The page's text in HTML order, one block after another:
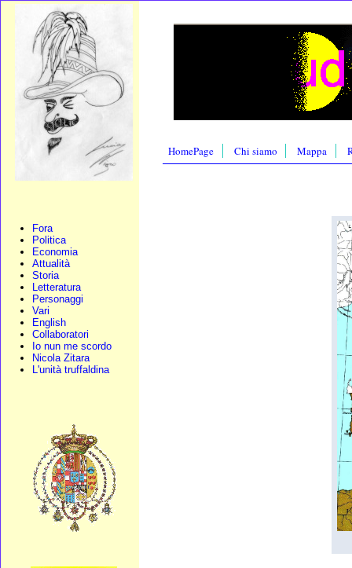
Fora
Politica
Economia
Attualità
Storia
Letteratura
Personaggi
Vari
English
Collaboratori
Io nun me scordo
Nicola Zitara
L'unità truffaldina
HomePage Chi siamo Mappa